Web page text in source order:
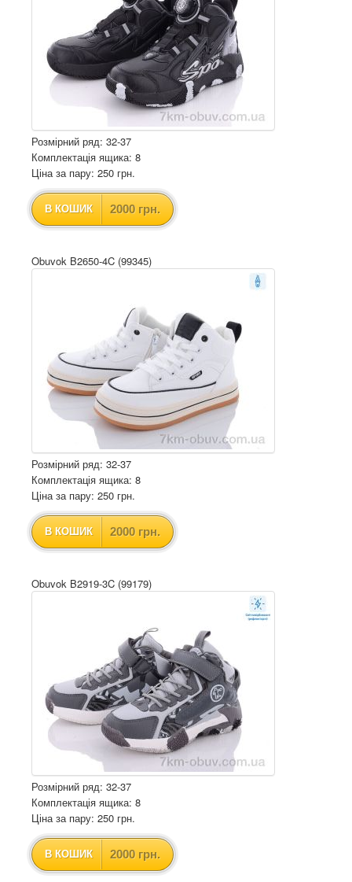
Розмірний ряд: 32-37
Комплектація ящика: 8
Ціна за пару: 250 грн.
В КОШИК 2000 грн.
Obuvok B2650-4C (99345)
Розмірний ряд: 32-37
Комплектація ящика: 8
Ціна за пару: 250 грн.
В КОШИК 2000 грн.
Obuvok B2919-3C (99179)
Розмірний ряд: 32-37
Комплектація ящика: 8
Ціна за пару: 250 грн.
В КОШИК 2000 грн.